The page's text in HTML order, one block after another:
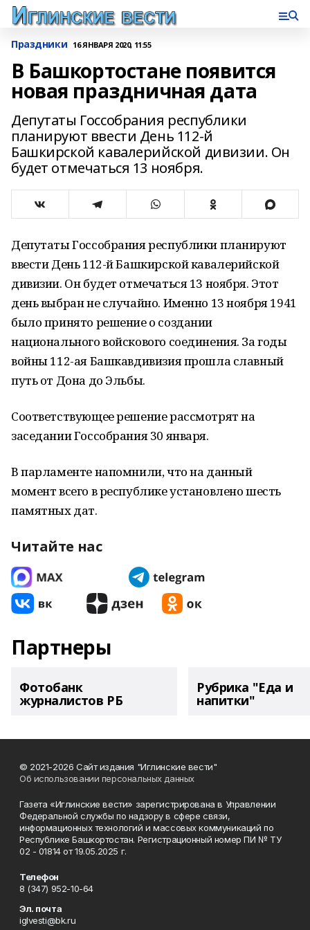
Праздники 16 ЯНВАРЯ 2020, 11:55
В Башкортостане появится
новая праздничная дата
Депутаты Госсобрания республики
планируют ввести День 112-й
Башкирской кавалерийской дивизии. Он
будет отмечаться 13 ноября.
Депутаты Госсобрания республики планируют
ввести День 112-й Башкирской кавалерийской
дивизии. Он будет отмечаться 13 ноября. Этот
день выбран не случайно. Именно 13 ноября 1941
было принято решение о создании
национального войскового соединения. За годы
войны 112-ая Башкавдивизия прошла славный
путь от Дона до Эльбы.
Соответствующее решение рассмотрят на
заседании Госсобрания 30 января.
В парламенте напомнили, что на данный
момент всего в республике установлено шесть
памятных дат.
Читайте нас
Партнеры
Фотобанк
журналистов РБ
Рубрика "Еда и
напитки"
© 2021-2026 Сайт издания "Иглинские вести"
Об использовании персональных данных
Газета «Иглинские вести» зарегистрирована в Управлении
Федеральной службы по надзору в сфере связи,
информационных технологий и массовых коммуникаций по
Республике Башкортостан. Регистрационный номер ПИ № ТУ
02 - 01814 от 19.05.2025 г.
Телефон
8 (347) 952-10-64
Эл. почта
iglvesti@bk.ru